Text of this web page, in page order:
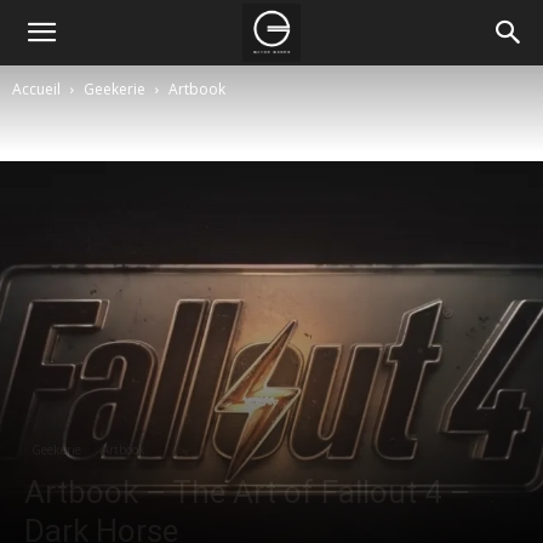
Accueil Geekerie Artbook
Geekerie Artbook
Artbook – The Art of Fallout 4 –